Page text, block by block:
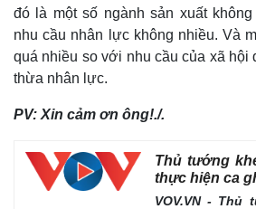
đó là một số ngành sản xuất
nhu cầu nhân lực không nhiều. Và
quá nhiều so với nhu cầu của xã hội
thừa nhân lực.
PV: Xin cảm ơn ông!./.
Thủ tướng
thực hiện ca
VOV.VN - Thủ